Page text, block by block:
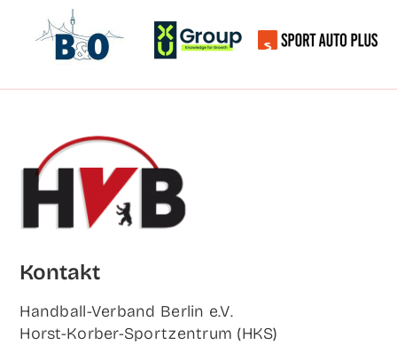
Kon­takt
Hand­ball-Ver­band Ber­lin e.V.
Horst-Korb­er-Sport­zen­trum (HKS)